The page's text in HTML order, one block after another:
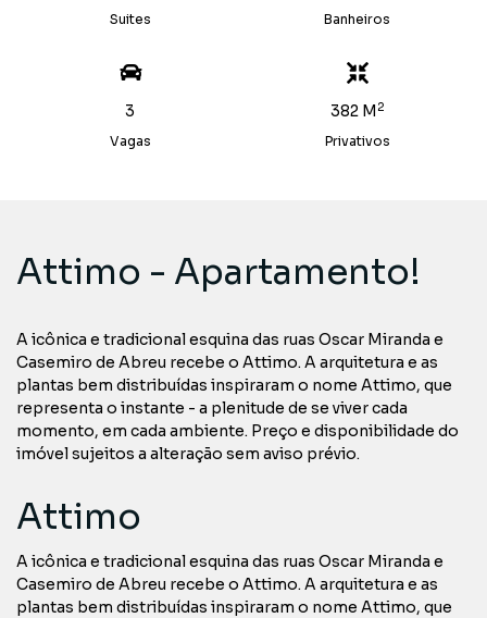
Suites Banheiros
3
Vagas
382 M2
Privativos
Attimo - Apartamento!
A icônica e tradicional esquina das ruas Oscar Miranda e
Casemiro de Abreu recebe o Attimo. A arquitetura e as
plantas bem distribuídas inspiraram o nome Attimo, que
representa o instante - a plenitude de se viver cada
momento, em cada ambiente. Preço e disponibilidade do
imóvel sujeitos a alteração sem aviso prévio.
Attimo
A icônica e tradicional esquina das ruas Oscar Miranda e
Casemiro de Abreu recebe o Attimo. A arquitetura e as
plantas bem distribuídas inspiraram o nome Attimo, que